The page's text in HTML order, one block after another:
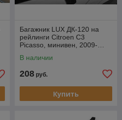
Багажник LUX ДК-120 на
рейлинги Citroen C3
Picasso, минивен, 2009-…
В наличии
208 руб.
Купить